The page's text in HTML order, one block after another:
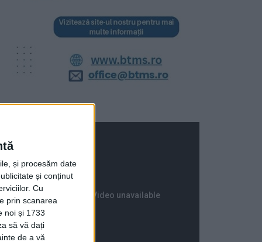
și procesăm date
și conținut
Cu
prin scanarea
noi și 1733
să vă dați
de a vă